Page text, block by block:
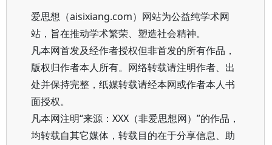
爱思想（aisixiang.com）网站为公益纯学术网
站，旨在推动学术繁荣、塑造社会精神。
凡本网首发及经作者授权但非首发的所有作品，
版权归作者本人所有。网络转载请注明作者、出
处并保持完整，纸媒转载请经本网或作者本人书
面授权。
凡本网注明“来源：XXX（非爱思想网）”的作品，
均转载自其它媒体，转载目的在于分享信息、助